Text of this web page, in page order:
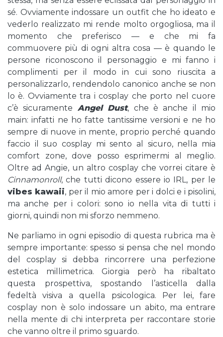
sé. Ovviamente indossare un outfit che ho ideato e
vederlo realizzato mi rende molto orgogliosa, ma il
momento che preferisco — e che mi fa
commuovere più di ogni altra cosa — è quando le
persone riconoscono il personaggio e mi fanno i
complimenti per il modo in cui sono riuscita a
personalizzarlo, rendendolo canonico anche se non
lo è. Ovviamente tra i cosplay che porto nel cuore
c’è sicuramente Angel Dust, che è anche il mio
main: infatti ne ho fatte tantissime versioni e ne ho
sempre di nuove in mente, proprio perché quando
faccio il suo cosplay mi sento al sicuro, nella mia
comfort zone, dove posso esprimermi al meglio.
Oltre ad Angie, un altro cosplay che vorrei citare è
Cinnamonroll, che tutti dicono essere io IRL, per le
vibes kawaii, per il mio amore per i dolci e i pisolini,
ma anche per i colori: sono io nella vita di tutti i
giorni, quindi non mi sforzo nemmeno.
Ne parliamo in ogni episodio di questa rubrica ma è
sempre importante: spesso si pensa che nel mondo
del cosplay si debba rincorrere una perfezione
estetica millimetrica. Giorgia però ha ribaltato
questa prospettiva, spostando l’asticella dalla
fedeltà visiva a quella psicologica. Per lei, fare
cosplay non è solo indossare un abito, ma entrare
nella mente di chi interpreta per raccontare storie
che vanno oltre il primo sguardo.